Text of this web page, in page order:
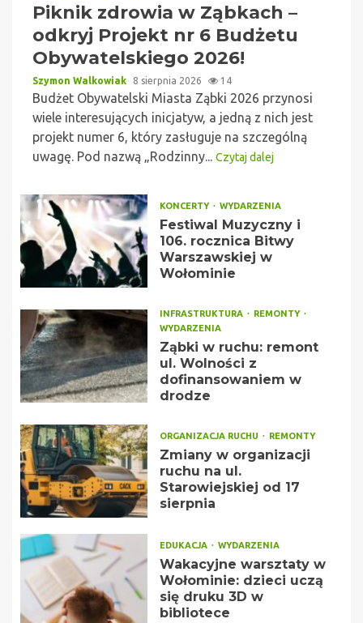
Piknik zdrowia w Ząbkach –
odkryj Projekt nr 6 Budżetu
Obywatelskiego 2026!
Szymon Walkowiak 8 sierpnia 2026 14
Budżet Obywatelski Miasta Ząbki 2026 przynosi
wiele interesujących inicjatyw, a jedną z nich jest
projekt numer 6, który zasługuje na szczególną
uwagę. Pod nazwą „Rodzinny... Czytaj dalej
KONCERTY WYDARZENIA
Festiwal Muzyczny i
106. rocznica Bitwy
Warszawskiej w
Wołominie
INFRASTRUKTURA
REMONTY
WYDARZENIA
Ząbki w ruchu: remont
ul. Wolności z
dofinansowaniem w
drodze
ORGANIZACJA RUCHU REMONTY
Zmiany w organizacji
ruchu na ul.
Starowiejskiej od 17
sierpnia
EDUKACJA WYDARZENIA
Wakacyjne warsztaty w
Wołominie: dzieci uczą
się druku 3D w
bibliotece